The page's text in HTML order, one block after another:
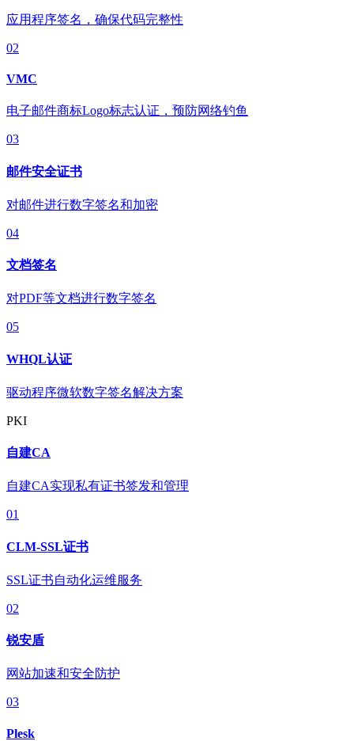
应用程序签名，确保代码完整性
02
VMC
电子邮件商标Logo标志认证，预防网络钓鱼
03
邮件安全证书
对邮件进行数字签名和加密
04
文档签名
对PDF等文档进行数字签名
05
WHQL认证
驱动程序微软数字签名解决方案
PKI
自建CA
自建CA实现私有证书签发和管理
01
CLM-SSL证书
SSL证书自动化运维服务
02
锐安盾
网站加速和安全防护
03
Plesk